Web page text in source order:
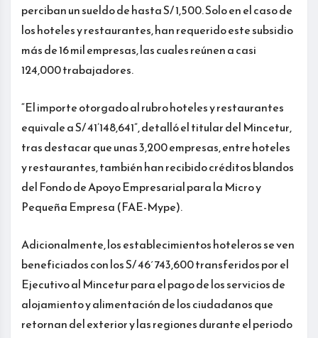
perciban un sueldo de hasta S/ 1,500. Solo en el caso de
los hoteles y restaurantes, han requerido este subsidio
más de 16 mil empresas, las cuales reúnen a casi
124,000 trabajadores.
“El importe otorgado al rubro hoteles y restaurantes
equivale a S/ 41’148,641”, detalló el titular del Mincetur,
tras destacar que unas 3,200 empresas, entre hoteles
y restaurantes, también han recibido créditos blandos
del Fondo de Apoyo Empresarial para la Micro y
Pequeña Empresa (FAE-Mype).
Adicionalmente, los establecimientos hoteleros se ven
beneficiados con los S/ 46´743,600 transferidos por el
Ejecutivo al Mincetur para el pago de los servicios de
alojamiento y alimentación de los ciudadanos que
retornan del exterior y las regiones durante el periodo